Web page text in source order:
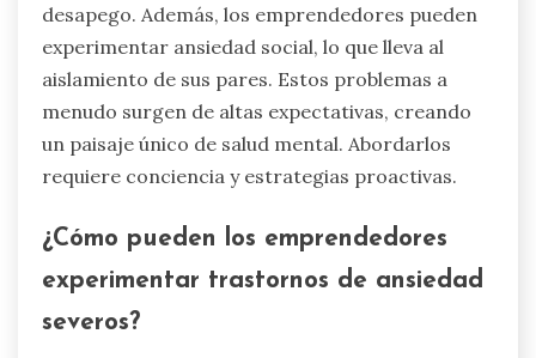
¿Qué problemas de salud
mental raros pero notables
pueden surgir en el
emprendimiento?
Los problemas de salud mental raros pero
notables en el emprendimiento incluyen el
síndrome del impostor, que causa dudas